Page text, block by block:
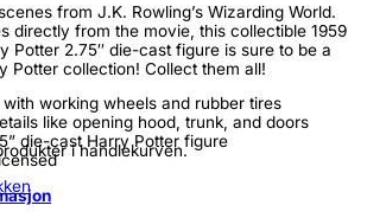
i handlekurven.
from J.K. Rowling’s Wizarding World.
directly from the movie, this collectible 1959
Potter 2.75″ die-cast figure is sure to be a
Potter collection! Collect them all!
working wheels and rubber tires
like opening hood, trunk, and doors
die-cast Harry Potter figure